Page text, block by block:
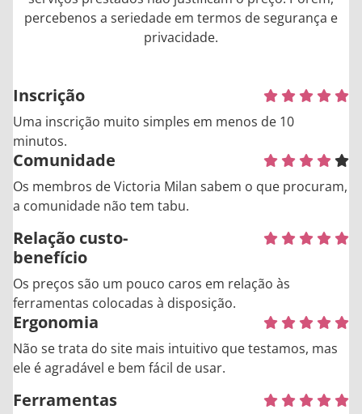
percebenos a seriedade em termos de segurança e
privacidade.
Inscrição
Uma inscrição muito simples em menos de 10
minutos.
Comunidade
Os membros de Victoria Milan sabem o que procuram,
a comunidade não tem tabu.
Relação custo-
benefício
Os preços são um pouco caros em relação às
ferramentas colocadas à disposição.
Ergonomia
Não se trata do site mais intuitivo que testamos, mas
ele é agradável e bem fácil de usar.
Ferramentas